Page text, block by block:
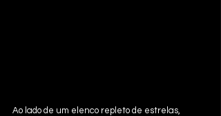
Ao lado de um elenco repleto de estrelas,